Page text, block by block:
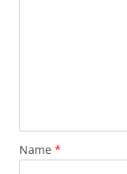
Name *